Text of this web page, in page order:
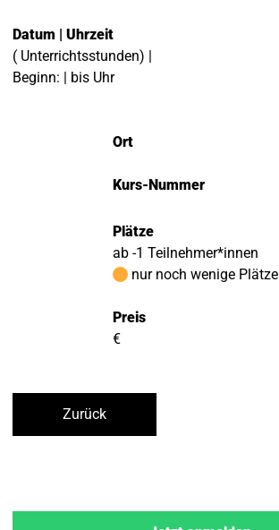
Datum | Uhrzeit
( Unterrichtsstunden) |
Beginn: | bis Uhr
Ort
Kurs-Nummer
Plätze
ab -1 Teilnehmer*innen
nur noch wenige Plätze
Preis
€
Zurück